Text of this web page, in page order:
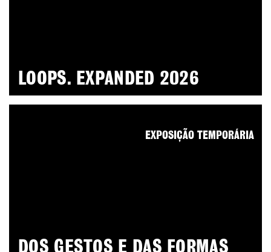
LOOPS. EXPANDED 2026
DOS GESTOS E DAS FORMAS
EXPOSIÇÃO TEMPORÁRIA